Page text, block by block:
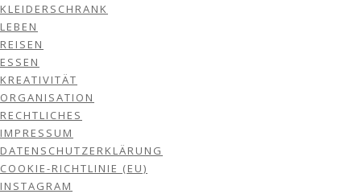
KLEIDERSCHRANK
LEBEN
REISEN
ESSEN
KREATIVITÄT
ORGANISATION
RECHTLICHES
IMPRESSUM
DATENSCHUTZERKLÄRUNG
COOKIE-RICHTLINIE (EU)
INSTAGRAM